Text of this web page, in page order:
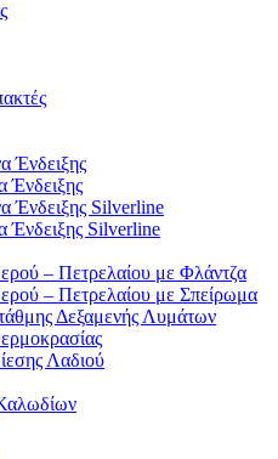
Ένδειξης
Ένδειξης
Ένδειξης Silverline
Ένδειξης Silverline
– Πετρελαίου με Φλάντζα
– Πετρελαίου με Σπείρωμα
Δεξαμενής Λυμάτων
Λαδιού